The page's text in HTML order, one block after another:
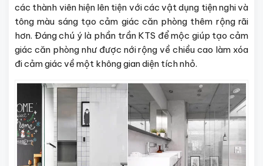
các thành viên hiện lên tiện với các vật dụng tiện nghi và
tông màu sáng tạo cảm giác căn phòng thêm rộng rãi
hơn. Đáng chú ý là phần trần KTS để mộc giúp tạo cảm
giác căn phòng như được nới rộng về chiều cao làm xóa
đi cảm giác về một không gian diện tích nhỏ.